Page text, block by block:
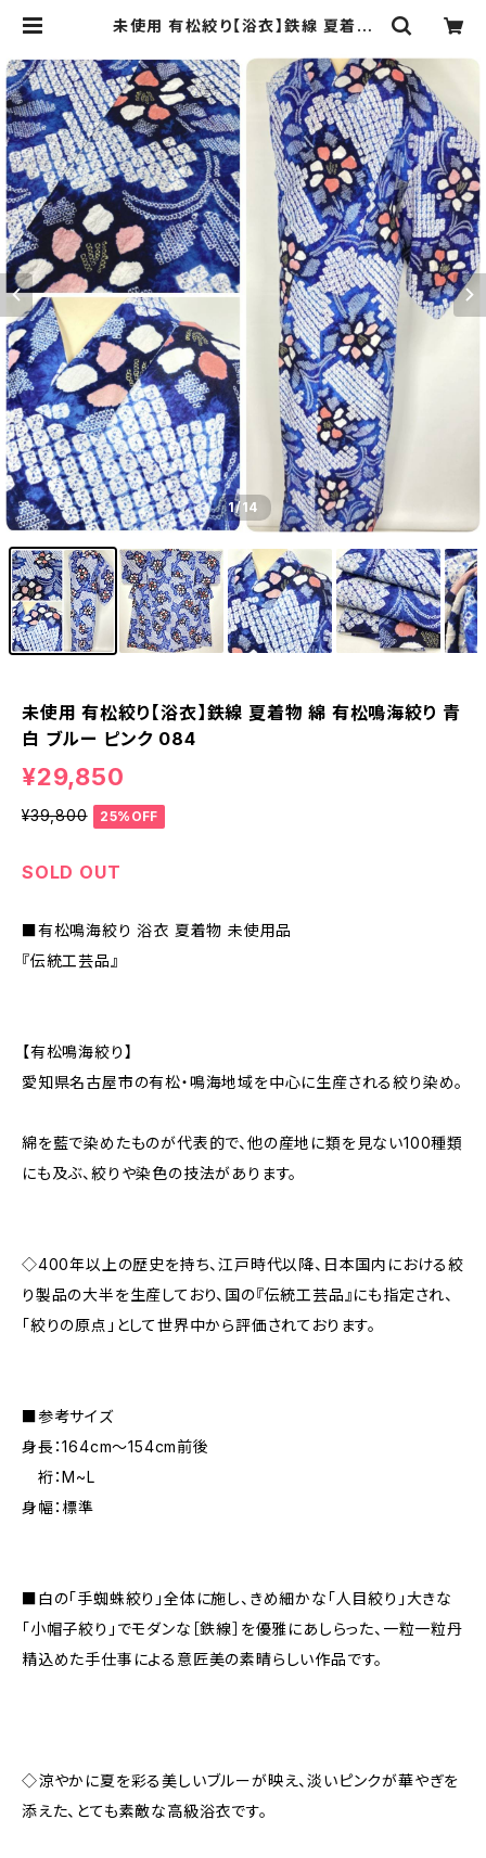
未使用 有松絞り【浴衣】鉄線 夏着物
084 | kimono Re:和 [online st
ore] キモノリワ 着物 帯
1/14
未使用 有松絞り【浴衣】鉄線 夏着物 綿 有松鳴海絞り 青
白 ブルー ピンク 084
¥29,850
¥39,800 25%OFF
SOLD OUT
■有松鳴海絞り 浴衣 夏着物 未使用品
『伝統工芸品』
【有松鳴海絞り】
愛知県名古屋市の有松・鳴海地域を中心に生産される絞り染め。
綿を藍で染めたものが代表的で、他の産地に類を見ない100種類
にも及ぶ、絞りや染色の技法があります。
◇400年以上の歴史を持ち、江戸時代以降、日本国内における絞
り製品の大半を生産しており、国の『伝統工芸品』にも指定され、
「絞りの原点」として世界中から評価されております。
■参考サイズ
身長：164cm～154cm前後
裄：M~L
身幅：標準
■白の「手蜘蛛絞り」全体に施し、きめ細かな「人目絞り」大きな
「小帽子絞り」でモダンな［鉄線］を優雅にあしらった、一粒一粒丹
精込めた手仕事による意匠美の素晴らしい作品です。
◇涼やかに夏を彩る美しいブルーが映え、淡いピンクが華やぎを
添えた、とても素敵な高級浴衣です。